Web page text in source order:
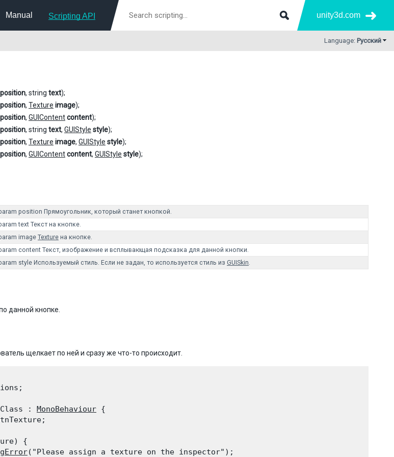
Manual Scripting API unity3d.com
Language: Русский
position, string text);
position, Texture image);
position, GUIContentcontent);
position, string text, GUIStyle style);
position, Texture image, GUIStyle style);
position, GUIContentcontent, GUIStyle style);
position Прямоугольник, который станет кнопкой.
text Текст на кнопке.
image Texture на кнопке.
content Текст, изображение и всплывающая подсказка для данной кнопки.
style Используемый стиль. Если не задан, то используется стиль из GUISkin.
данной кнопке.
щелкает по ней и сразу же что-то происходит.
: MonoBehaviour {
{
("Please assign a texture on the inspector");